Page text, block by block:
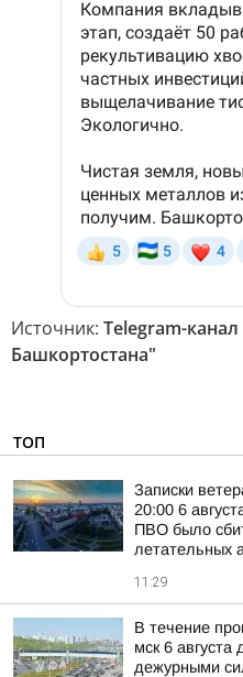
Источник: Telegram-
Башкортостана"
ТОП
Записки
20:00 6
ПВО было
летательных
11:29
В течение
мск 6 августа
дежурными